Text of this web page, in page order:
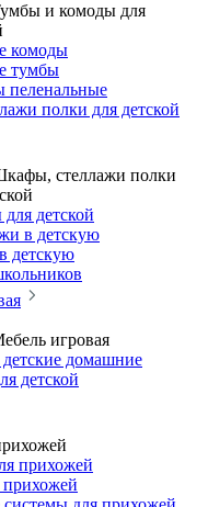
и комоды для
комоды
тумбы
пеленальные
полки для детской
стеллажи полки
детской
в детскую
детскую
игровая
домашние
детской
прихожей